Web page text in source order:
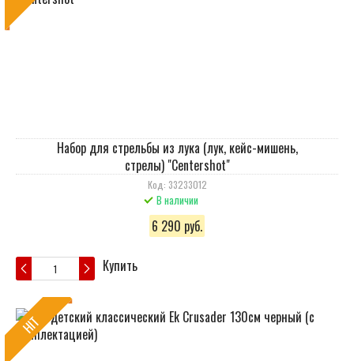
Набор для стрельбы из лука (лук, кейс-мишень,
стрелы) "Centershot"
Код: 33233012
В наличии
6 290 руб.
Купить
HIT